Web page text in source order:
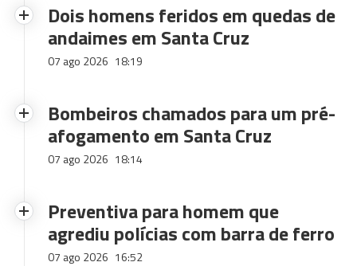
Dois homens feridos em quedas de
andaimes em Santa Cruz
07 ago 2026 18:19
Bombeiros chamados para um pré-
afogamento em Santa Cruz
07 ago 2026 18:14
Preventiva para homem que
agrediu polícias com barra de ferro
07 ago 2026 16:52